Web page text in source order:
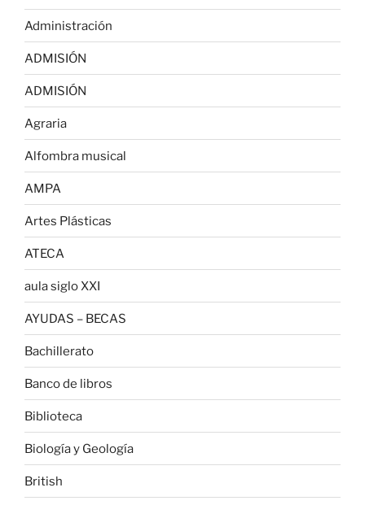
Administración
ADMISIÓN
ADMISIÓN
Agraria
Alfombra musical
AMPA
Artes Plásticas
ATECA
aula siglo XXI
AYUDAS – BECAS
Bachillerato
Banco de libros
Biblioteca
Biología y Geología
British